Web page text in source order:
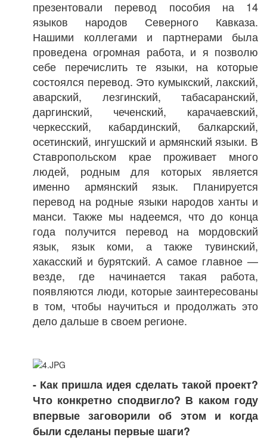
презентовали перевод пособия на 14
языков народов Северного Кавказа.
Нашими коллегами и партнерами была
проведена огромная работа, и я позволю
себе перечислить те языки, на которые
состоялся перевод. Это кумыкский, лакский,
аварский, лезгинский, табасаранский,
даргинский, чеченский, карачаевский,
черкесский, кабардинский, балкарский,
осетинский, ингушский и армянский языки. В
Ставропольском крае проживает много
людей, родным для которых является
именно армянский язык. Планируется
перевод на родные языки народов ханты и
манси. Также мы надеемся, что до конца
года получится перевод на мордовский
язык, язык коми, а также тувинский,
хакасский и бурятский. А самое главное —
везде, где начинается такая работа,
появляются люди, которые заинтересованы
в том, чтобы научиться и продолжать это
дело дальше в своем регионе.
- Как пришла идея сделать такой проект?
Что конкретно сподвигло? В каком году
впервые заговорили об этом и когда
были сделаны первые шаги?